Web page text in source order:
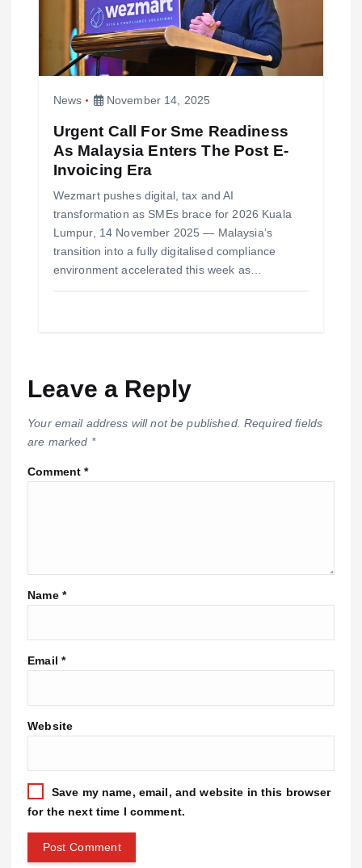
News November 14, 2025
Urgent Call For Sme Readiness
As Malaysia Enters The Post E-
Invoicing Era
Wezmart pushes digital, tax and AI
transformation as SMEs brace for 2026 Kuala
Lumpur, 14 November 2025 — Malaysia’s
transition into a fully digitalised compliance
environment accelerated this week as…
Leave a Reply
Your email address will not be published. Required fields
are marked *
Comment*
Name *
Email *
Website
Save my name, email, and website in this browser
for the next time I comment.